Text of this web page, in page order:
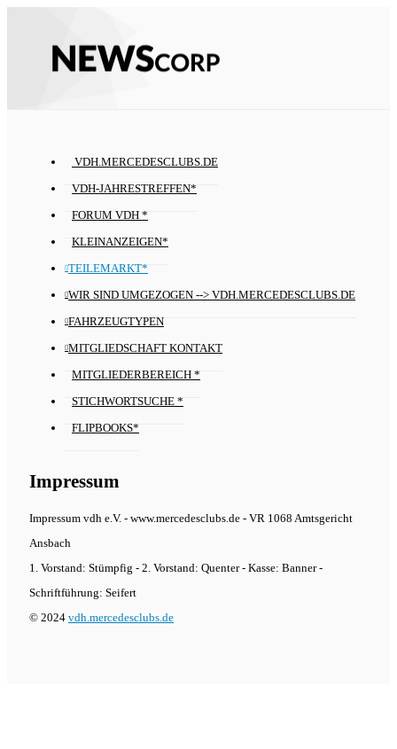
VDH.MERCEDESCLUBS.DE
VDH-JAHRESTREFFEN*
FORUM VDH *
KLEINANZEIGEN*
TEILEMARKT*
WIR SIND UMGEZOGEN --> VDH.MERCEDESCLUBS.DE
FAHRZEUGTYPEN
MITGLIEDSCHAFT KONTAKT
MITGLIEDERBEREICH *
STICHWORTSUCHE *
FLIPBOOKS*
Impressum
Impressum vdh e.V. - www.mercedesclubs.de - VR 1068 Amtsgericht
Ansbach
1. Vorstand: Stümpfig - 2. Vorstand: Quenter - Kasse: Banner -
Schriftführung: Seifert
© 2024 vdh.mercedesclubs.de